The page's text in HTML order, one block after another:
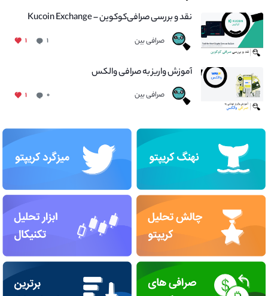
نقد و بررسی صرافی‌کوکوین – Kucoin Exchange
صرافی بین ۱ ۱
آموزش واریز به صرافی والکس
صرافی بین ۰ ۱